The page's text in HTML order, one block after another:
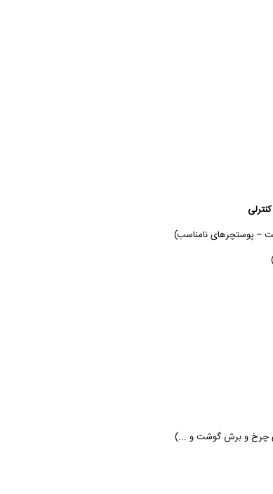
– پوستچرهای نامناسب)
های چرخ و برش گوشت و ...)